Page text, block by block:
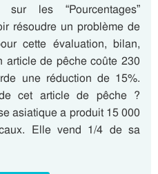
les “Pourcentages”
résoudre un problème de
cette évaluation, bilan,
article de pêche coûte 230
une réduction de 15%.
cet article de pêche ?
asiatique a produit 15 000
Elle vend 1/4 de sa